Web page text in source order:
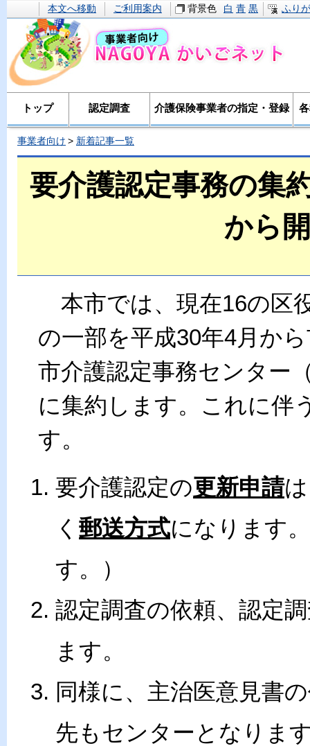
本文へ移動 ご利用案内 背景色 白 青 黒 ふり
トップ 認定調査 介護保険事業者の指定・登録
事業者向け 新着記事一覧
要介護認定事務の集
から
本市では、現在16の区
の一部を平成30年4月か
市介護認定事務センター
に集約します。これに伴
す。
要介護認定の更新申請
く 郵送方式になります
す。）
認定調査の依頼、認定
ます。
同様に、主治医意見書
先もセンターとなりま